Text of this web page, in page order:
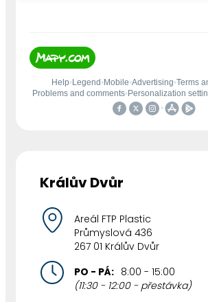
Králův Dvůr
Areál FTP Plastic
Průmyslová 436
267 01 Králův Dvůr
PO - PÁ: 8:00 - 15:00
(11:30 - 12:00 - přestávka)